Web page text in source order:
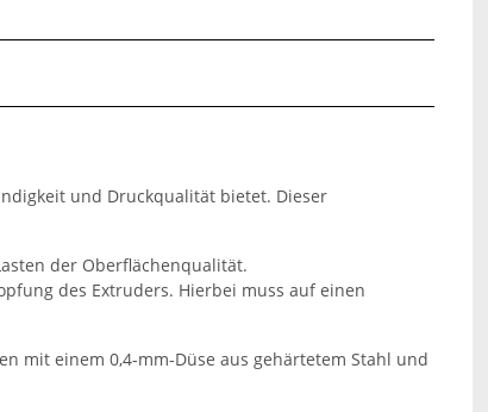
und Druckqualität bietet. Dieser
der Oberflächenqualität.
des Extruders. Hierbei muss auf einen
mit einem 0,4-mm-Düse aus gehärtetem Stahl und